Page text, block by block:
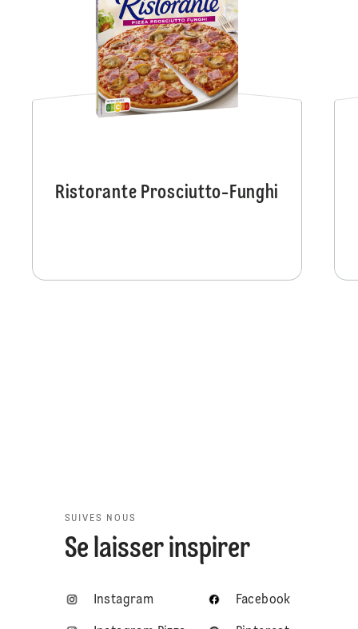
Ristorante Prosciutto-Funghi
SUIVES NOUS
Se laisser inspirer
Instagram Facebook